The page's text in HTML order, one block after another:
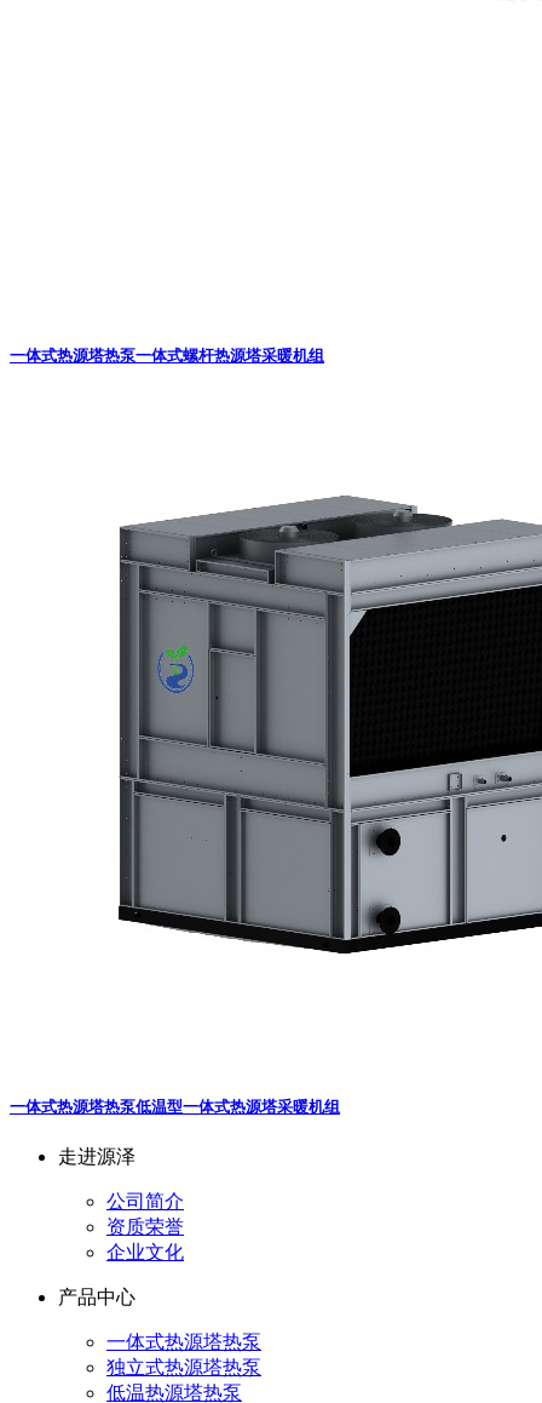
一体式热源塔热泵一体式螺杆热源塔采暖机组
一体式热源塔热泵低温型一体式热源塔采暖机组
走进源泽
公司简介
资质荣誉
企业文化
产品中心
一体式热源塔热泵
独立式热源塔热泵
低温热源塔热泵